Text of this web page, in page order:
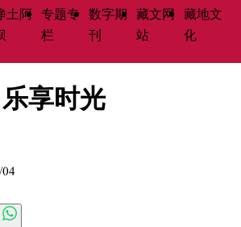
土阿 专题专
栏
数字期
刊
藏文网
站
藏地文
化
享时光